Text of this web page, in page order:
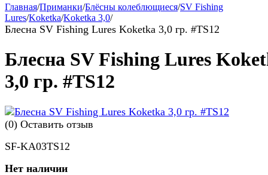
Главная/Приманки/Блёсны колеблющиеся/SV Fishing
Lures/Koketka/Koketka 3,0/
Блесна SV Fishing Lures Koketka 3,0 гр. #TS12
Блесна SV Fishing Lures
3,0 гр. #TS12
(0) Оставить отзыв
SF-KA03TS12
Нет наличии